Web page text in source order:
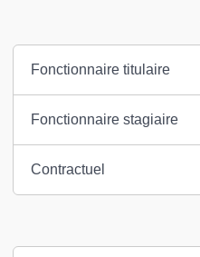
Fonctionnaire titulaire
Fonctionnaire stagiaire
Contractuel